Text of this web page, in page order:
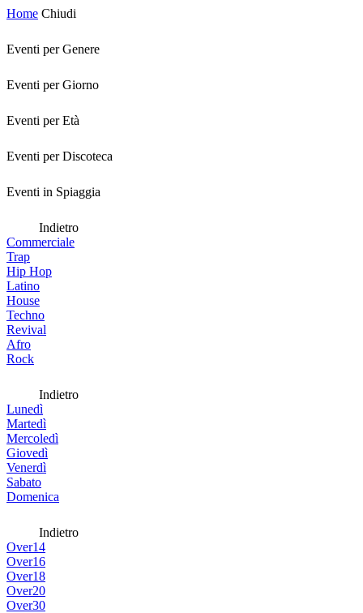
Home Chiudi
Eventi per Genere
Eventi per Giorno
Eventi per Età
Eventi per Discoteca
Eventi in Spiaggia
Indietro
Commerciale
Trap
Hip Hop
Latino
House
Techno
Revival
Afro
Rock
Indietro
Lunedì
Martedì
Mercoledì
Giovedì
Venerdì
Sabato
Domenica
Indietro
Over14
Over16
Over18
Over20
Over30